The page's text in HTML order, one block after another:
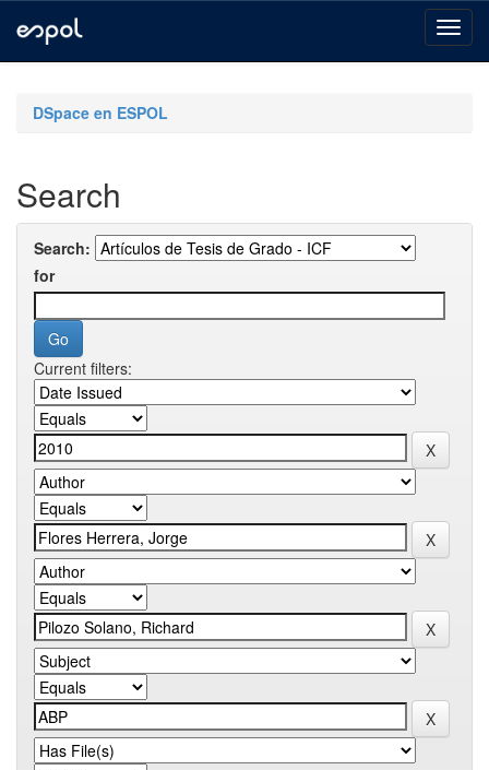
navigationDSpace en ESPOL
Search
Search:
for
Current filters: